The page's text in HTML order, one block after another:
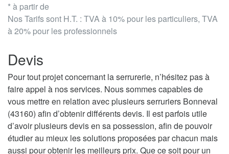
* à partir de
Nos Tarifs sont H.T. : TVA à 10% pour les particuliers, TVA
à 20% pour les professionnels
Devis
Pour tout projet concernant la serrurerie, n’hésitez pas à
faire appel à nos services. Nous sommes capables de
vous mettre en relation avec plusieurs serruriers Bonneval
(43160) afin d’obtenir différents devis. Il est parfois utile
d’avoir plusieurs devis en sa possession, afin de pouvoir
étudier au mieux les solutions proposées par chacun mais
aussi pour obtenir les meilleurs prix. Que ce soit pour un